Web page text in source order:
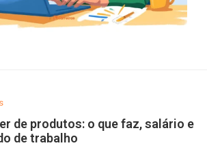
de produtos: o que faz, salário e
de trabalho